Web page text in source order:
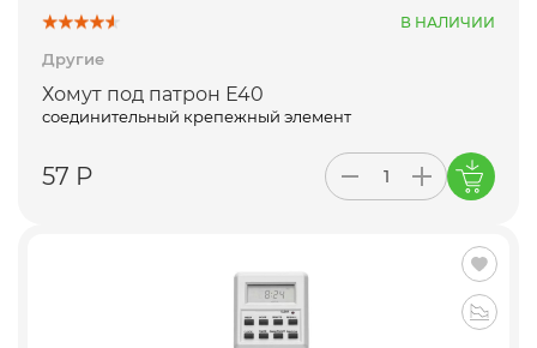
В НАЛИЧИИ
Другие
Хомут под патрон Е40
соединительный крепежный элемент
57 Р